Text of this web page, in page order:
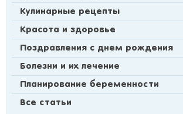
Кулинарные рецепты
Красота и здоровье
Поздравления с днем рождения
Болезни и их лечение
Планирование беременности
Все статьи